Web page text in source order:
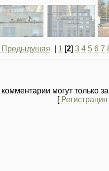
Предыдущая 1 [2] 3 4 5 6 7
могут только
[ Регистрация